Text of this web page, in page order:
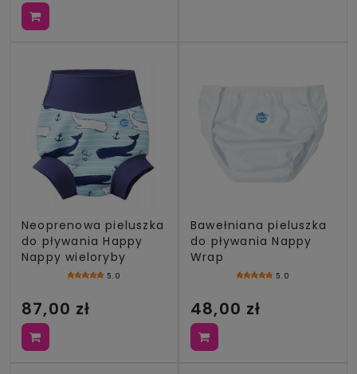
Neoprenowa pieluszka
do pływania Happy
Nappy wieloryby
5.0
87,00 zł
Bawełniana pieluszka
do pływania Nappy
Wrap
5.0
48,00 zł